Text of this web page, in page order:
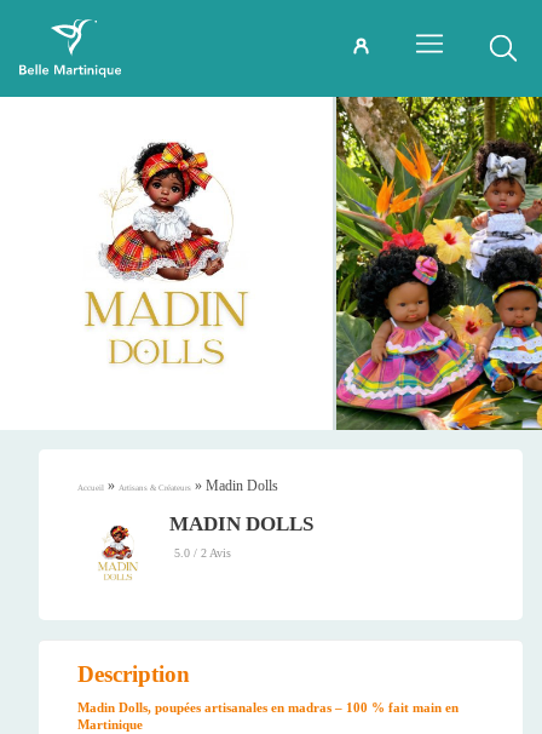
Accueil » Artisans & Créateurs » Madin Dolls
MADIN DOLLS
5.0 / 2 Avis
Description
Madin Dolls, poupées artisanales en madras – 100 % fait main en
Martinique